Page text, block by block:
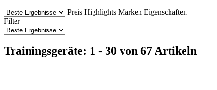
Preis Highlights Marken Eigenschaften
Filter
Trainingsgeräte: 1 - 30 von 67 Artikeln